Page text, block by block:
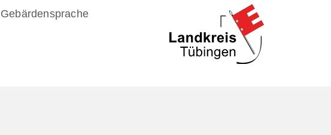
Gebärdensprache